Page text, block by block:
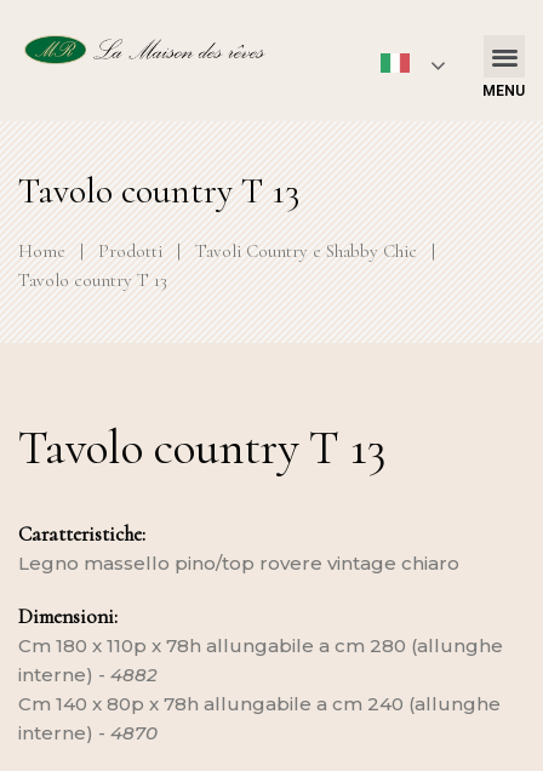
MENU
Tavolo country T 13
Home | Prodotti | Tavoli Country e Shabby Chic
|
Tavolo country T 13
Tavolo country T 13
Caratteristiche:
Legno massello pino/top rovere vintage chiaro
Dimensioni:
Cm 180 x 110p x 78h allungabile a cm 280 (allunghe
interne) - 4882
Cm 140 x 80p x 78h allungabile a cm 240 (allunghe
interne) - 4870